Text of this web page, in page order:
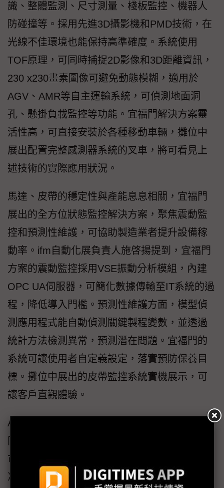
識、整體監測、尺寸測量、棧板監控、機器人
防碰撞等。採用先進3D攝影機和PMD技術，在
光線不佳環境也能保持高準確度。系統使用
TOF原理，可同時捕捉2D影像和3D距離資訊，
230 x230畫素圖像可避免動態模糊，適用於
AGV、AMR等自主運輸系統，可偵測地面洞
孔、懸掛負載監控等功能。宜福門解決方案靈
活性高，可直接安裝於各種移動車輛，攤位中
展出配置完整感測器系統的叉車，將可看見上
述技術的實際應用狀況。
馬達、皮帶的穩定性與產能息息相關，宜福門
展出的全方位狀態監控解決方案，聚焦震動監
控和預測性維護，可協助製造業者提升設備稼
動率。ifm自動化展負責人施啓揚提到，宜福門
方案的震動監控採用VSE振動分析模組，內建
OPC UA伺服器，可簡化數據傳輸至IT系統的過
程，降低導入門檻。預測性維護方面，模型偵
測應用程式能自動偵測關鍵製程變數，並透過
統計方法檢測異常，預測潛在問題。宜福門的
系統可讓使用者自定義設定，落實預防保養目
標。攤位中展出的皮帶監控系統實機展示，可
讓客戶直觀體驗。
AI時代來臨，龐大的運算效能在提供高算力的
市場焦點。施啓揚表示，宜福門推出的伺服器
冷卻解決方案，由各種製程感測器組成，涵蓋